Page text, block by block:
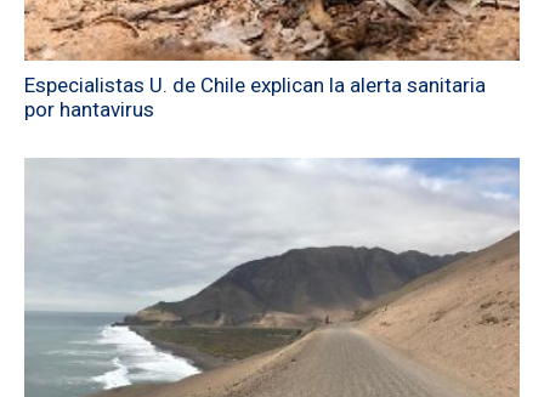
Especialistas U. de Chile explican la alerta sanitaria
por hantavirus